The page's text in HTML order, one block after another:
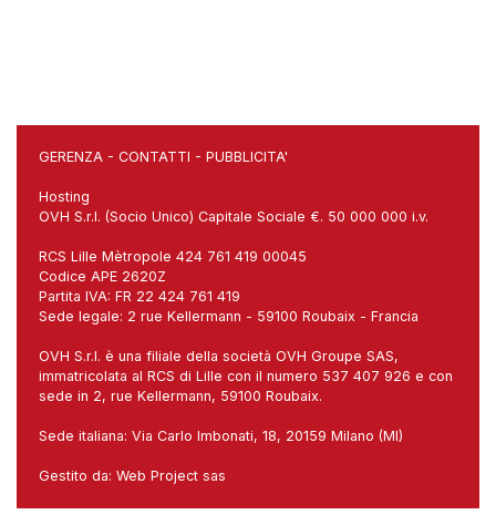
GERENZA - CONTATTI - PUBBLICITA'
Hosting
OVH S.r.l. (Socio Unico) Capitale Sociale €. 50 000 000 i.v.
RCS Lille Mètropole 424 761 419 00045
Codice APE 2620Z
Partita IVA: FR 22 424 761 419
Sede legale: 2 rue Kellermann - 59100 Roubaix - Francia
OVH S.r.l. è una filiale della società OVH Groupe SAS,
immatricolata al RCS di Lille con il numero 537 407 926 e con
sede in 2, rue Kellermann, 59100 Roubaix.
Sede italiana: Via Carlo Imbonati, 18, 20159 Milano (MI)
Gestito da: Web Project sas